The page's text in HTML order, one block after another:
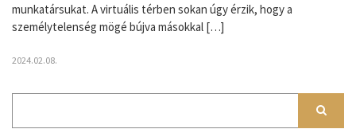
munkatársukat. A virtuális térben sokan úgy érzik, hogy a
személytelenség mögé bújva másokkal […]
2024.02.08.